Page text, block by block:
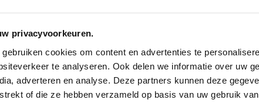
privacyvoorkeuren.
gebruiken cookies om content en advertenties te
te analyseren. Ook delen we informatie over uw
adverteren en analyse. Deze partners kunnen deze
of die ze hebben verzameld op basis van uw gebruik